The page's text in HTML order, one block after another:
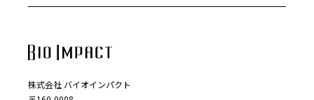
株式会社 バイオインパクト